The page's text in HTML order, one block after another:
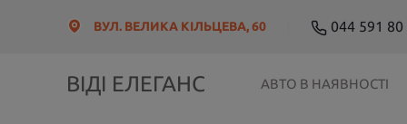
ВУЛ. ВЕЛИКА КІЛЬЦЕВА, 60 044 591 80
ВІДІ ЕЛЕГАНС АВТО В НАЯВНОСТІ